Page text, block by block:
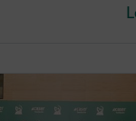
formato